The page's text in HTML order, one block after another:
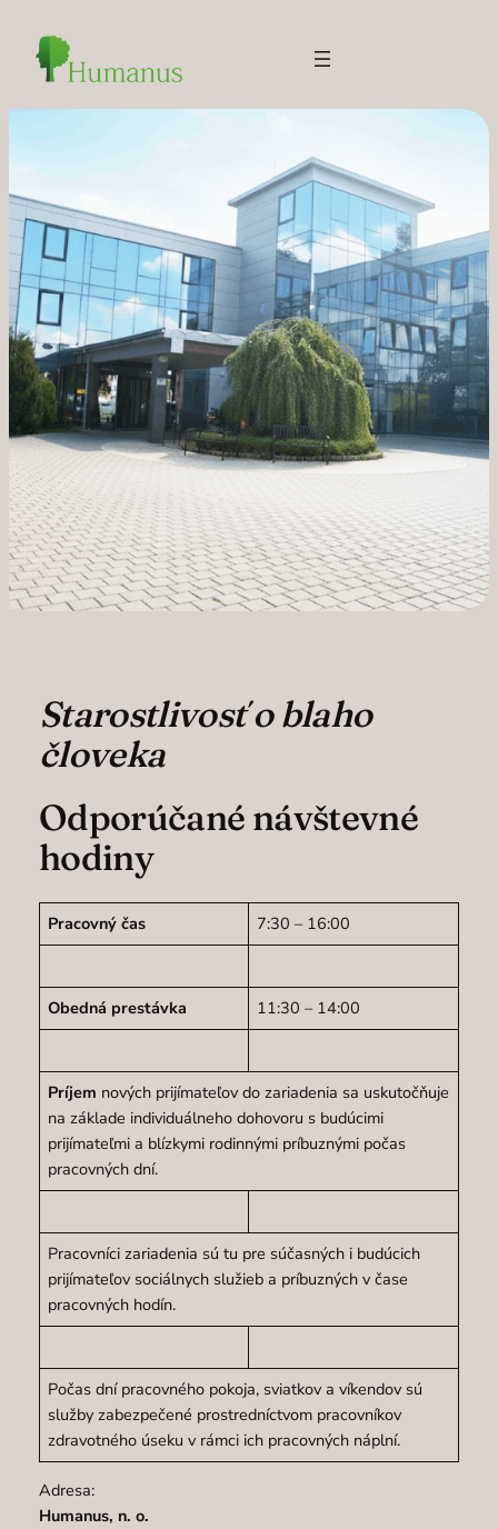
obsah
Starostlivosť o blaho
človeka
Odporúčané návštevné
hodiny
Pracovný čas 7:30 – 16:00
Obedná prestávka 11:30 – 14:00
Príjem nových prijímateľov do zariadenia sa uskutočňuje
na základe individuálneho dohovoru s budúcimi
prijímateľmi a blízkymi rodinnými príbuznými počas
pracovných dní.
Pracovníci zariadenia sú tu pre súčasných i budúcich
prijímateľov sociálnych služieb a príbuzných v čase
pracovných hodín.
Počas dní pracovného pokoja, sviatkov a víkendov sú
služby zabezpečené prostredníctvom pracovníkov
zdravotného úseku v rámci ich pracovných náplní.
Adresa:
Humanus, n. o.